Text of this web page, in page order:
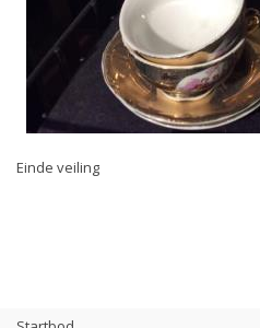
Einde veiling